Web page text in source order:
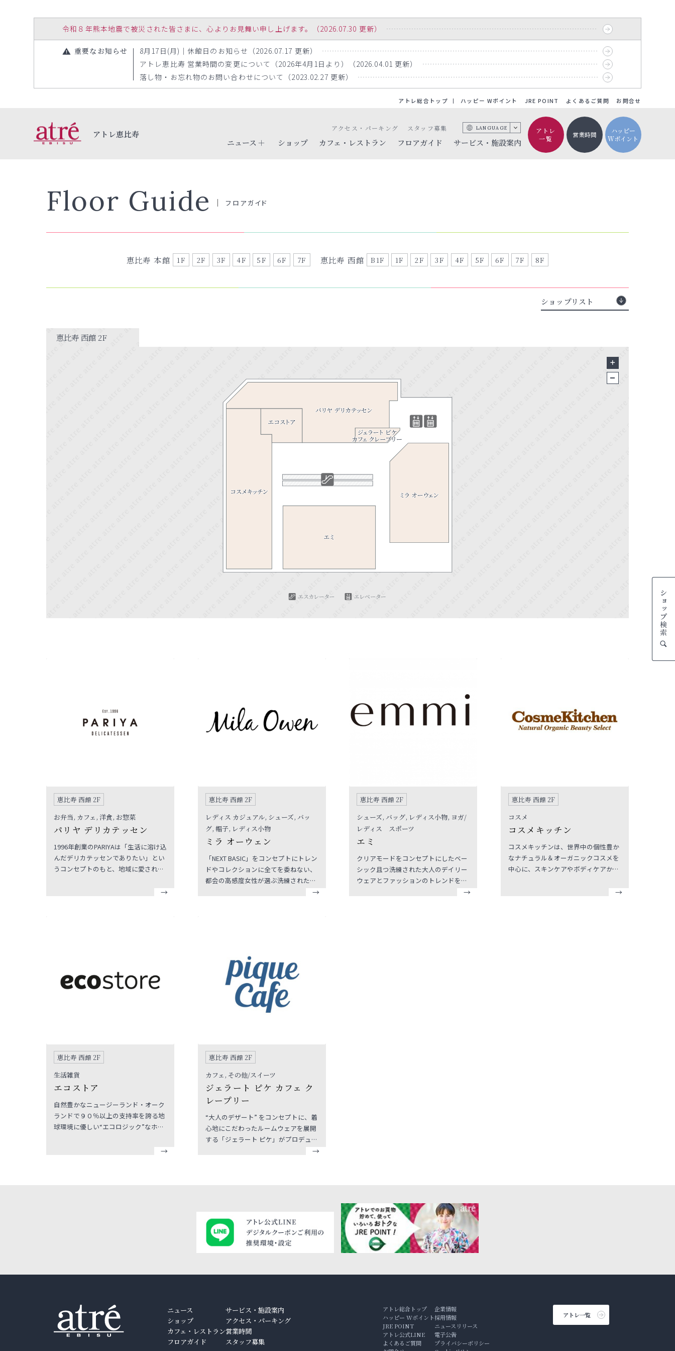
令和８年熊本地震で被災された皆さまに、心よりお見舞い申し上げます。（2026.07.30 更新）
重要なお知らせ
8月17日(月)｜休館日のお知らせ（2026.07.17 更新）
アトレ恵比寿 営業時間の変更について（2026年4月1日より）（2026.04.01 更新）
落し物・お忘れ物のお問い合わせについて（2023.02.27 更新）
アトレ総合トップ ハッピー Wポイント JRE POINT よくあるご質問 お問合せ
アトレ恵比寿
ニュース
ショップ カフェ・レストラン フロアガイド サービス・施設案内
アクセス・パーキング スタッフ募集 LANGUAGE
アトレ
一覧
営業時間
ハッピー
Wポイント
Floor Guide フロアガイド
恵比寿 本館 1F 2F 3F 4F 5F 6F 7F 恵比寿 西館 B1F 1F 2F 3F 4F 5F 6F 7F 8F
ショップリスト
恵比寿 西館 2F
恵比寿 西館 2F
お弁当, カフェ, 洋食, お惣菜
パリヤ デリカテッセン
1996年創業のPARIYAは「生活に溶け込
んだデリカテッセンでありたい」とい
うコンセプトのもと、地域に愛される
してきました。創業以来、幅広いお客
ンナップでの展開となります。
恵比寿 西館 2F
レディス カジュアル, シューズ, バッ
グ, 帽子, レディス小物
ミラ オーウェン
「NEXT BASIC」をコンセプトにトレン
ドやコレクションに全てを委ねない、
都会の高感度女性が選ぶ洗練された
服。本当のトータルファッションを楽
恵比寿 西館 2F
シューズ, バッグ, レディス小物, ヨガ/
レディス スポーツ
エミ
クリアモードをコンセプトにしたベー
シック且つ洗練された大人のデイリー
ウェアとファッションのトレンドを取
り入れたリラクシーなウェルネス＆ト
恵比寿 西館 2F
コスメ
コスメキッチン
コスメキッチンは、世界中の個性豊か
なナチュラル＆オーガニックコスメを
中心に、スキンケアやボディケアから
広く豊富に取りそろえたビューティー
恵比寿 西館 2F
生活雑貨
エコストア
自然豊かなニュージーランド・オーク
ランドで９０％以上の支持率を誇る地
球環境に優しい“エコロジック”なホー
ア）」の日本唯一の直営店。 「エコス
の数々は毎日の生活を豊かにしてくれ
ること間違いなし。ギフトにもぴった
りのブランドです。
恵比寿 西館 2F
カフェ, その他/スイーツ
ジェラート ピケ カフェ ク
レープリー
“大人のデザート” をコンセプトに、着
心地にこだわったルームウェアを展開
する「ジェラート ピケ」がプロデュー
と飲み物を、お届けします。こだわり
の本格フレンチクレープは芳醇な香
り、奥深い味わい、コクのある “ 本物
に生地にぬり、表面はサクサク、中は
もっちりとした素材本来の味を楽しん
でいただけるピケ カフェ自慢のクレー
プです。
ニュース
ショップ
カフェ・レストラン
フロアガイド
サービス・施設案内
アクセス・パーキング
営業時間
スタッフ募集
アトレ総合トップ
ハッピー Wポイント
JRE POINT
アトレ公式LINE
よくあるご質問
企業情報
採用情報
ニュースリリース
電子公告
プライバシーポリシー
アトレ一覧